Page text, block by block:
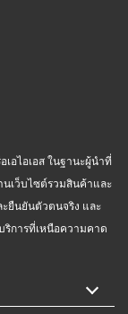
อไอเอส ในฐานะผู้นำที่
เว็บไซต์รวมสินค้าและ
ยืนยันตัวตนจริง และ
ริการที่เหนือความคาด